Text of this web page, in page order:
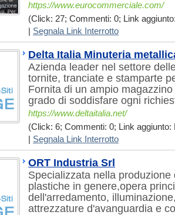
https://www.eurocommerciale.com/
(Click: 27; Commenti: 0; Link
Segnala Link Interrotto
Delta Italia Minuteria
Azienda leader nel settore
tornite, tranciate e stamparte
Fornita di un ampio
grado di soddisfare ogni
https://www.deltaitalia.net/
(Click: 6; Commenti: 0; Link aggiunto:
Segnala Link Interrotto
ORT Industria Srl
Specializzata nella
plastiche in genere,opera
dell'arredamento,
attrezzature d'avanguardia e